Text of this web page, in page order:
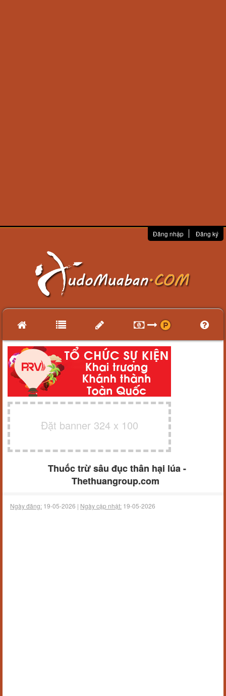
Đăng nhập Đăng ký
Đặt banner 324 x 100
Thuốc trừ sâu đục thân hại lúa -
Thethuangroup.com
Ngày đăng: 19-05-2026 | Ngày cập nhật: 19-05-2026